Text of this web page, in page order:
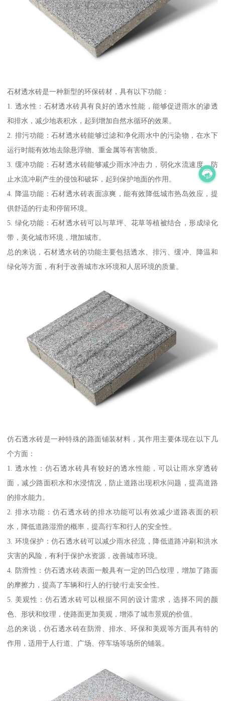
石材透水砖是一种新型的环保砖材，具有以下功能：
1. 透水性：石材透水砖具有良好的透水性能，能够促进雨水的渗透
和排水，减少地表积水，起到增加自然水循环的效果。
2. 排污功能：石材透水砖能够过滤和净化雨水中的污染物，在水下
运行时能有效地去除悬浮物、重金属等有害物质。
3. 缓冲功能：石材透水砖能够减少雨水冲击力，弱化水流速度，防
止水流冲刷产生的侵蚀和破坏，起到保护地面的作用。
4. 降温功能：石材透水砖表面凉爽，能有效降低城市热岛效应，提
供舒适的行走和停留环境。
5. 绿化功能：石材透水砖可以与草坪、花草等植被结合，形成绿化
带，美化城市环境，增加城市。
总的来说，石材透水砖的功能主要包括透水、排污、缓冲、降温和
绿化等方面，有利于改善城市水环境和人居环境的质量。
仿石透水砖是一种特殊的路面铺装材料，其作用主要体现在以下几
个方面：
1. 透水性：仿石透水砖具有较好的透水性能，可以让雨水穿透砖
面，减少路面积水和水浸情况，防止道路出现积水问题，提高道路
的排水能力。
2. 排水功能：仿石透水砖的排水功能可以有效减少道路表面的积
水，降低道路湿滑的概率，提高行车和行人的安全性。
3. 环境保护：仿石透水砖可以减少雨水径流，降低道路冲刷和洪水
灾害的风险，有利于保护水资源，改善城市环境。
4. 防滑性：仿石透水砖表面一般具有一定的凹凸纹理，增加了路面
的摩擦力，提高了车辆和行人的行驶/行走安全性。
5. 美观性：仿石透水砖可以根据不同的设计需求，选择不同的颜
色、形状和纹理，使路面更加美观，增添了城市景观的价值。
总的来说，仿石透水砖在防滑、排水、环保和美观等方面具有特的
作用，适用于人行道、广场、停车场等场所的铺装。